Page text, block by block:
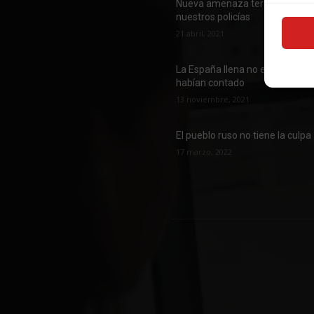
Nueva amenaza terrorista
nuestros policías
21 abril, 2021
La España llena no es la que te
habían contado
13 noviembre, 2021
El pueblo ruso no tiene la culpa
17 marzo, 2022